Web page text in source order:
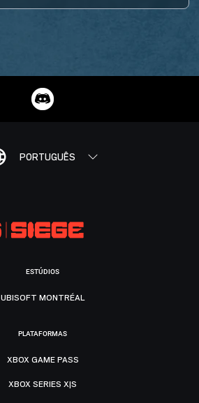
PORTUGUÊS
ESTÚDIOS
UBISOFT MONTRÉAL
PLATAFORMAS
XBOX GAME PASS
XBOX SERIES X|S